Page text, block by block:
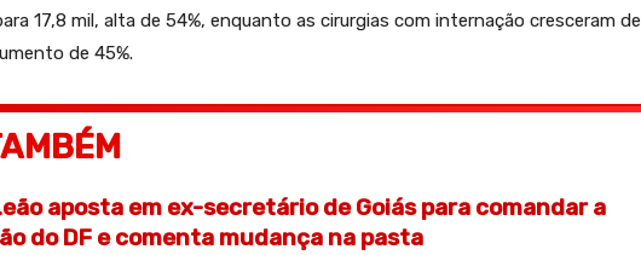
17,8 mil, alta de 54%, enquanto as cirurgias com internação cresceram de
de 45%.
aposta em ex-secretário de Goiás para comandar a
do DF e comenta mudança na pasta